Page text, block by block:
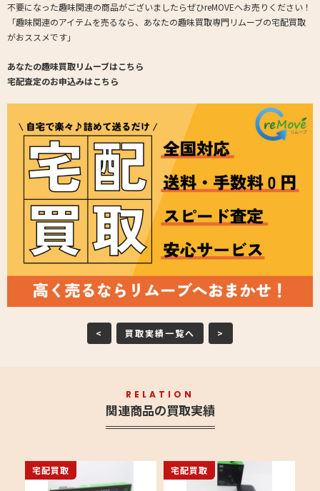
不要になった趣味関連の商品がございましたらぜひreMOVEへお売りください！
「趣味関連のアイテムを売るなら、あなたの趣味買取専門リムーブの宅配買取
がおススメです」
あなたの趣味買取リムーブはこちら
宅配査定のお申込みはこちら
< 買取実績一覧へ >
RELATION
関連商品の買取実績
宅配買取 宅配買取